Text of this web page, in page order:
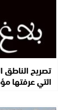
تصريح الناطق
التي عرفتها